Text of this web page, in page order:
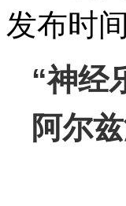
发布时
“神经
阿尔